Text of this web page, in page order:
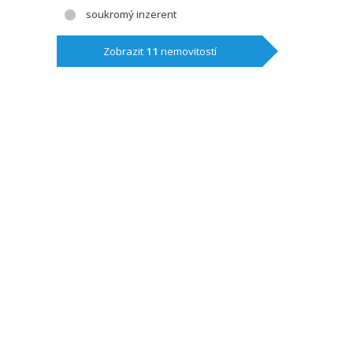
soukromý inzerent
Zobrazit 11 nemovitostí